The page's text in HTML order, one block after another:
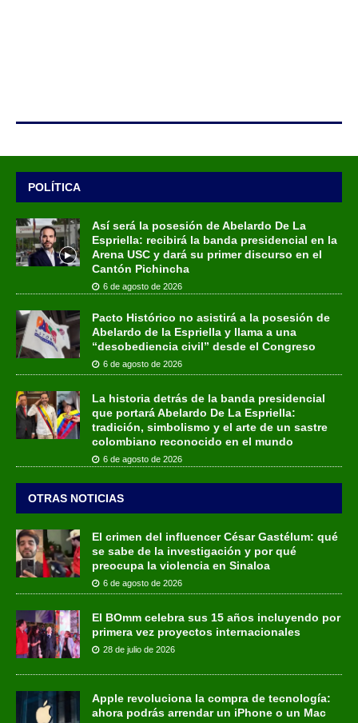
POLÍTICA
Así será la posesión de Abelardo De La
Espriella: recibirá la banda presidencial en la
Arena USC y dará su primer discurso en el
Cantón Pichincha
6 de agosto de 2026
Pacto Histórico no asistirá a la posesión de
Abelardo de la Espriella y llama a una
“desobediencia civil” desde el Congreso
6 de agosto de 2026
La historia detrás de la banda presidencial
que portará Abelardo De La Espriella:
tradición, simbolismo y el arte de un sastre
colombiano reconocido en el mundo
6 de agosto de 2026
OTRAS NOTICIAS
El crimen del influencer César Gastélum: qué
se sabe de la investigación y por qué
preocupa la violencia en Sinaloa
6 de agosto de 2026
El BOmm celebra sus 15 años incluyendo por
primera vez proyectos internacionales
28 de julio de 2026
Apple revoluciona la compra de tecnología:
ahora podrás arrendar un iPhone o un Mac